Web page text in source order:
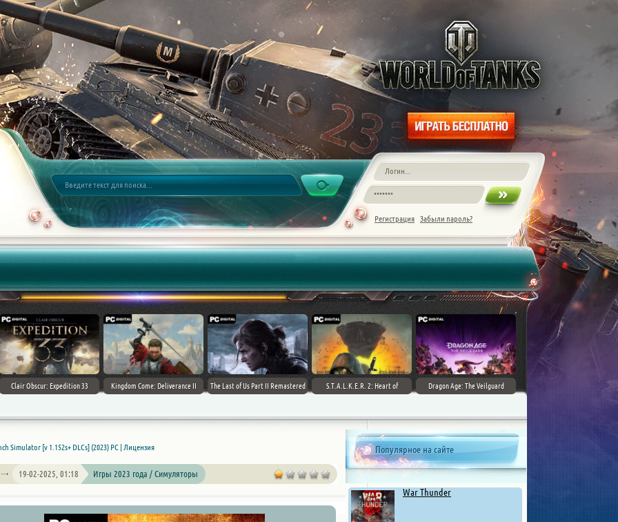
Регистрация Забыли пароль?
Clair Obscur: Expedition 33 Kingdom Come: Deliverance II The Last of Us Part II Remastered
S.T.A.L.K.E.R. 2: Heart of
Dragon Age: The Veilguard
Популярное на сайте
War Thunder
Simulator [v 1.152s+ DLCs] (2023) PC | Лицензия
19-02-2025, 01:18 Игры 2023 года / Симуляторы